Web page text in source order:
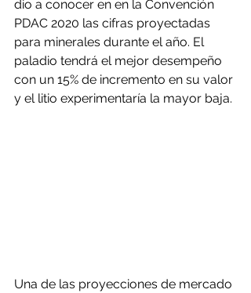
dio a conocer en en la Convención
PDAC 2020 las cifras proyectadas
para minerales durante el año. El
paladio tendrá el mejor desempeño
con un 15% de incremento en su valor
y el litio experimentaría la mayor baja.
Una de las proyecciones de mercado